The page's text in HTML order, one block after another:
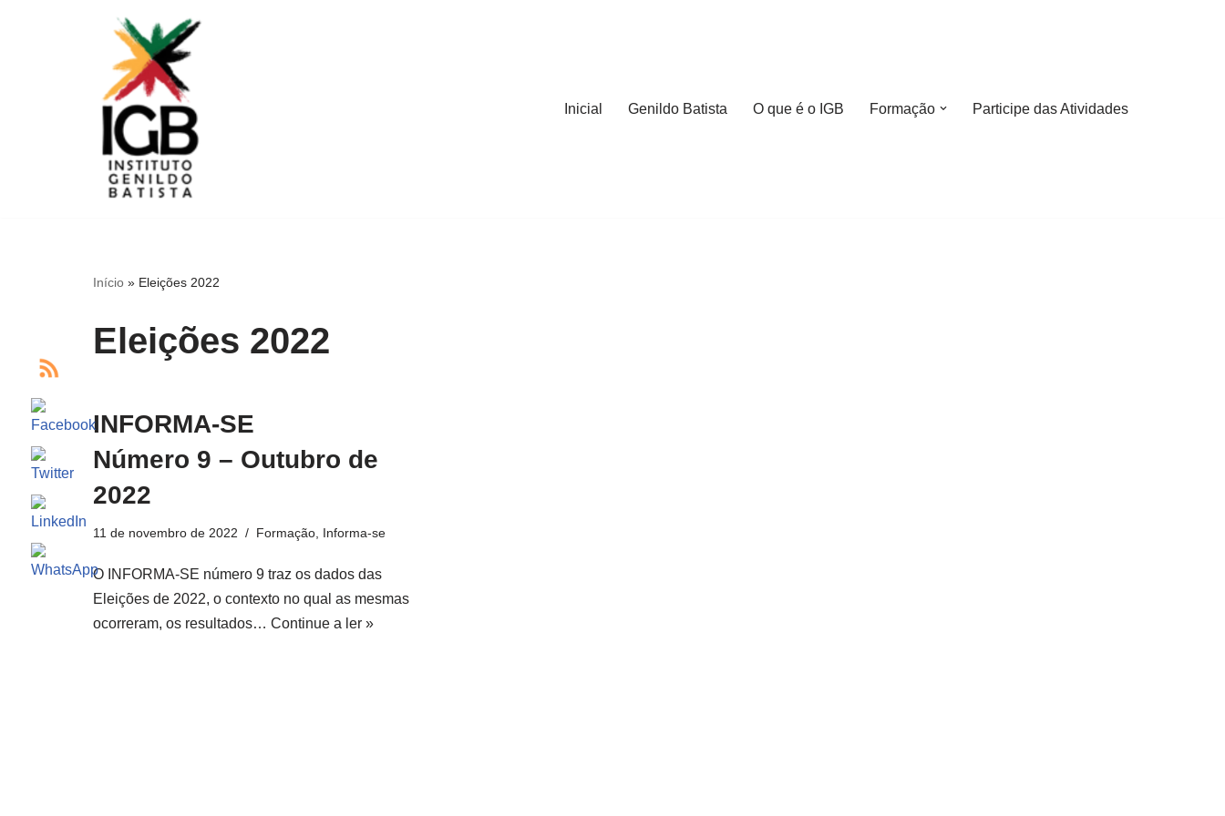
Inicial Genildo Batista O que é o IGB Formação Participe das Atividades
Início » Eleições 2022
Eleições 2022
INFORMA-SE
Número 9 – Outubro de
2022
11 de novembro de 2022 Formação Informa-se
O INFORMA-SE número 9 traz os dados das
Eleições de 2022, o contexto no qual as mesmas
ocorreram, os resultados… Continue a ler »